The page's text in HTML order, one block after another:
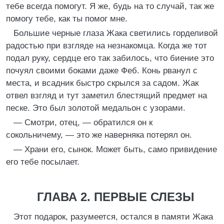
тебе всегда помогут. Я же, будь на то случай, так же
помогу тебе, как ты помог мне.
Большие черные глаза Жака светились горделивой
радостью при взгляде на незнакомца. Когда же тот
подал руку, сердце его так забилось, что биение это
почуял своими боками даже Феб. Конь рванул с
места, и всадник быстро скрылся за садом. Жак
отвел взгляд и тут заметил блестящий предмет на
песке. Это был золотой медальон с узорами.
— Смотри, отец, — обратился он к
сокольничему, — это же наверняка потерял он.
— Храни его, сынок. Может быть, само привидение
его тебе посылает.
ГЛАВА 2. ПЕРВЫЕ СЛЕЗЫ
Этот подарок, разумеется, остался в памяти Жака